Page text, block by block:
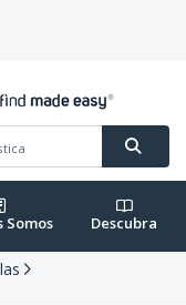
Somos Descubra